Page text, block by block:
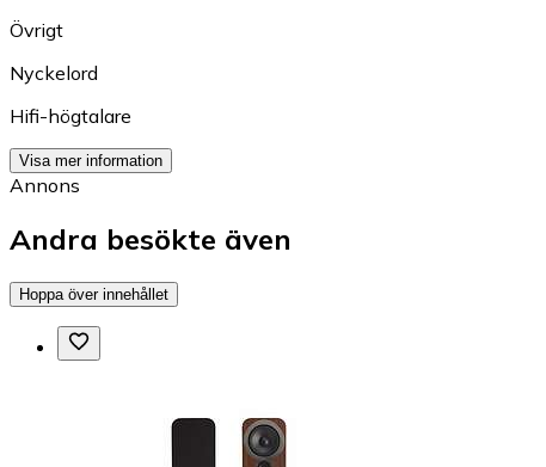
Övrigt
Nyckelord
Hifi-högtalare
Visa mer information
Annons
Andra besökte även
Hoppa över innehållet